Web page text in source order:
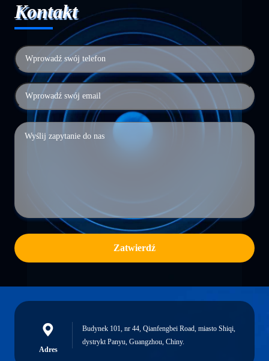
Kontakt
Zatwierdź
Adres
Budynek 101, nr 44, Qianfengbei Road, miasto Shiqi,
dystrykt Panyu, Guangzhou, Chiny.